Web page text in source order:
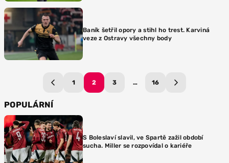
Baník šetřil opory a stihl ho trest. Karviná
veze z Ostravy všechny body
1 2 3 … 16
POPULÁRNÍ
S Boleslaví slavil, ve Spartě zažil období
sucha. Miller se rozpovídal o kariéře